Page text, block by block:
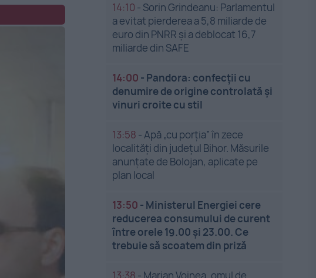
14:10 - Sorin Grindeanu: Parlamentul
a evitat pierderea a 5,8 miliarde de
euro din PNRR și a deblocat 16,7
miliarde din SAFE
14:00 - Pandora: confecții cu
denumire de origine controlată și
vinuri croite cu stil
13:58 -Apă „cu porția” în zece
localități din județul Bihor. Măsurile
anunțate de Bolojan, aplicate pe
plan local
13:50 - Ministerul Energiei cere
reducerea consumului de curent
între orele 19.00 și 23.00. Ce
trebuie să scoatem din priză